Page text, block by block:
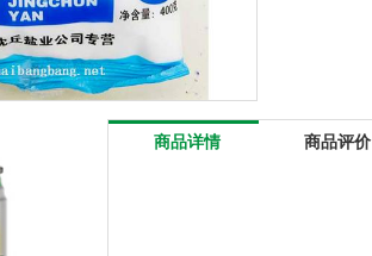
商品详情 商品评价